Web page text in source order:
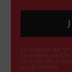
En cliquant sur
recueillies par
courrier
programmes.